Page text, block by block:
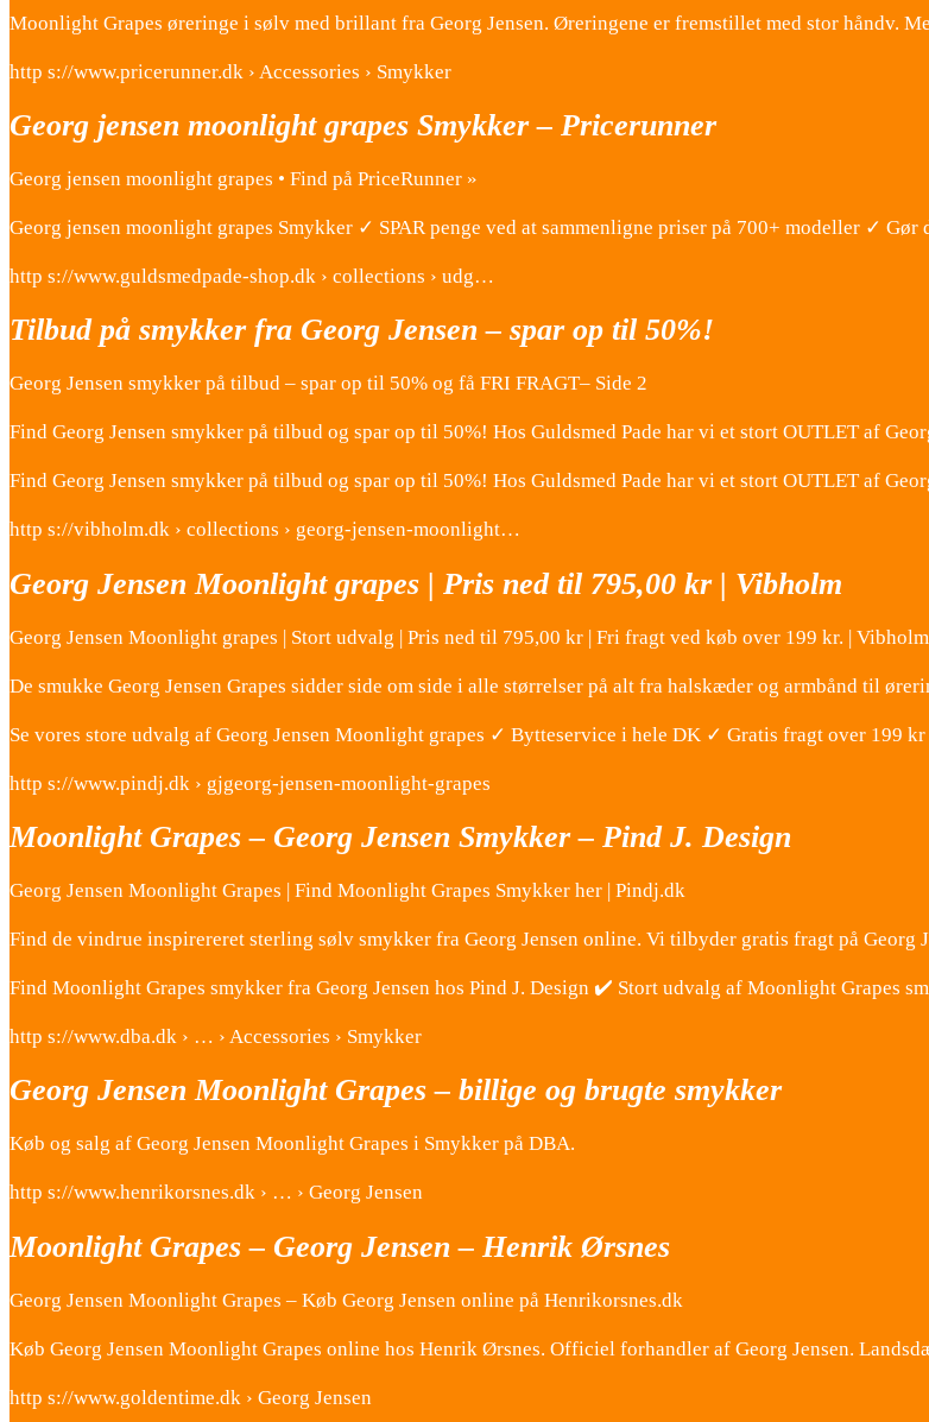
Moonlight Grapes øreringe i sølv med brillant fra Georg Jensen. Øreringene er fremstillet med stor håndv.
http s://www.pricerunner.dk › Accessories › Smykker
Georg jensen moonlight grapes Smykker – Pricerunner
Georg jensen moonlight grapes • Find på PriceRunner »
Georg jensen moonlight grapes Smykker ✓ SPAR penge ved at sammenligne priser på 700+ modeller ✓ Gør
http s://www.guldsmedpade-shop.dk › collections › udg…
Tilbud på smykker fra Georg Jensen – spar op til 50%!
Georg Jensen smykker på tilbud – spar op til 50% og få FRI FRAGT– Side 2
Find Georg Jensen smykker på tilbud og spar op til 50%! Hos Guldsmed Pade har vi et stort OUTLET af
Find Georg Jensen smykker på tilbud og spar op til 50%! Hos Guldsmed Pade har vi et stort OUTLET af
http s://vibholm.dk › collections › georg-jensen-moonlight…
Georg Jensen Moonlight grapes | Pris ned til 795,00 kr | Vibholm
Georg Jensen Moonlight grapes | Stort udvalg | Pris ned til 795,00 kr | Fri fragt ved køb over 199 kr. | Vibholm
De smukke Georg Jensen Grapes sidder side om side i alle størrelser på alt fra halskæder og armbånd til
Se vores store udvalg af Georg Jensen Moonlight grapes ✓ Bytteservice i hele DK ✓ Gratis fragt over 199
http s://www.pindj.dk › gjgeorg-jensen-moonlight-grapes
Moonlight Grapes – Georg Jensen Smykker – Pind J. Design
Georg Jensen Moonlight Grapes | Find Moonlight Grapes Smykker her | Pindj.dk
Find de vindrue inspirereret sterling sølv smykker fra Georg Jensen online. Vi tilbyder gratis fragt på Georg
Find Moonlight Grapes smykker fra Georg Jensen hos Pind J. Design ✔️ Stort udvalg af Moonlight
http s://www.dba.dk › … › Accessories › Smykker
Georg Jensen Moonlight Grapes – billige og brugte smykker
Køb og salg af Georg Jensen Moonlight Grapes i Smykker på DBA.
http s://www.henrikorsnes.dk › … › Georg Jensen
Moonlight Grapes – Georg Jensen – Henrik Ørsnes
Georg Jensen Moonlight Grapes – Køb Georg Jensen online på Henrikorsnes.dk
Køb Georg Jensen Moonlight Grapes online hos Henrik Ørsnes. Officiel forhandler af Georg Jensen.
http s://www.goldentime.dk › Georg Jensen